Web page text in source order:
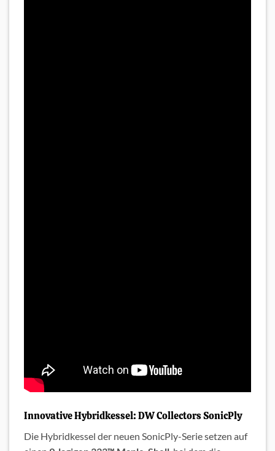
Innovative Hybridkessel: DW Collectors SonicPly
Die Hybridkessel der neuen SonicPly-Serie setzen auf